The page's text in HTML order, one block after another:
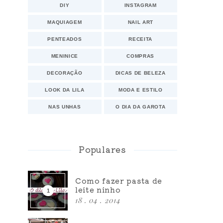
DIY INSTAGRAM
MAQUIAGEM NAIL ART
PENTEADOS RECEITA
MENINICE COMPRAS
DECORAÇÃO DICAS DE BELEZA
LOOK DA LILA MODA E ESTILO
NAS UNHAS O DIA DA GAROTA
Populares
Como fazer pasta de
leite ninho
18 . 04 . 2014